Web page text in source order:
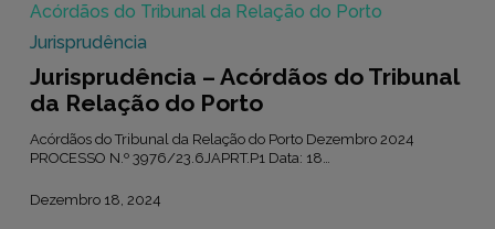
Tribunal
da
Relação
do
Porto
Acórdãos do Tribunal da Relação do Porto
Jurisprudência
Jurisprudência – Acórdãos do Tribunal
da Relação do Porto
Acórdãos do Tribunal da Relação do Porto Dezembro 2024
PROCESSO N.º 3976/23.6JAPRT.P1 Data: 18…
Dezembro 18, 2024